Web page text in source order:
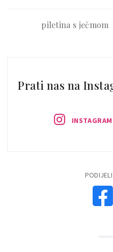
piletina s ječmom
Prati nas na
INSTAGRAM